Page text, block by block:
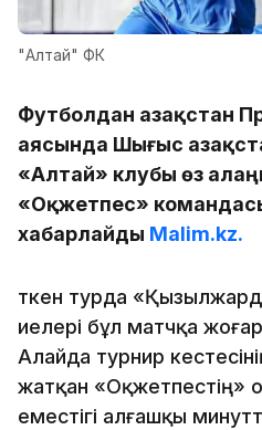
"Алтай" ФК
Футболдан Қазақстан
аясында Шығыс
«Алтай» клубы өз
«Оқжетпес»
хабарлайды Malim.kz.
Өткен турда
иелері бұл матчқа
Алайда турнир
жатқан «Оқжетпестің»
еместігі алғашқы